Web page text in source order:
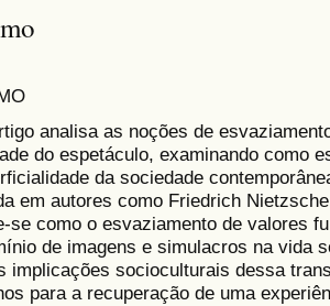
analisa as noções de
do espetáculo, examinando como
da sociedade
em autores como Friedrich
se como o esvaziamento de valores
de imagens e simulacros na vida
implicações socioculturais dessa
para a recuperação de uma